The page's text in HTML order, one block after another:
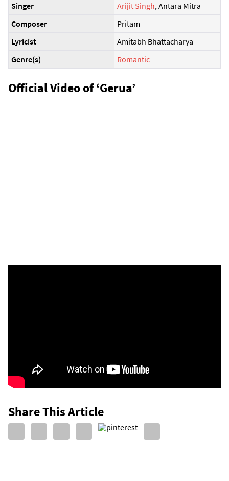
Singer
Arijit Singh, Antara Mitra
Composer
Pritam
Lyricist
Amitabh Bhattacharya
Genre(s)
Romantic
Official Video of ‘Gerua’
Share This Article